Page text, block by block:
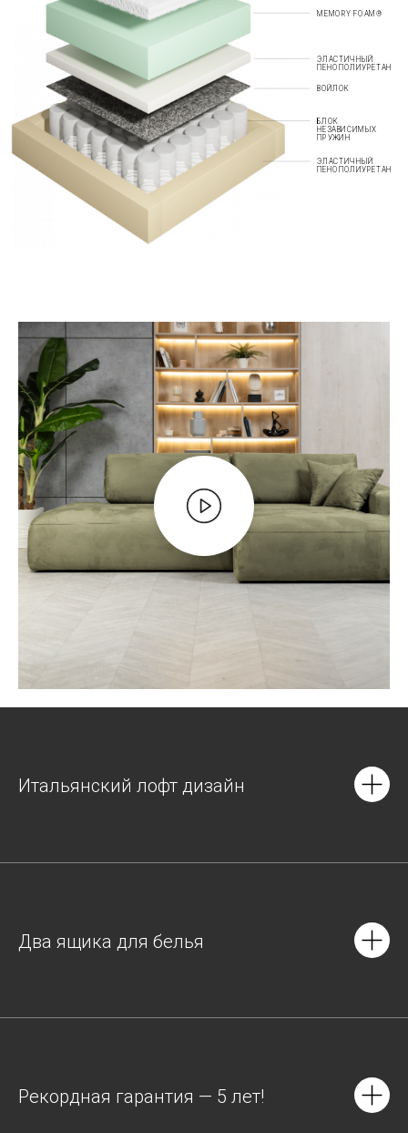
MEMORY FOAM®
ЭЛАСТИЧНЫЙ
ПЕНОПОЛИУРЕТАН
ВОЙЛОК
БЛОК
НЕЗАВИСИМЫХ
ПРУЖИН
ЭЛАСТИЧНЫЙ
ПЕНОПОЛИУРЕТАН
Итальянский лофт дизайн
Два ящика для белья
Рекордная гарантия — 5 лет!